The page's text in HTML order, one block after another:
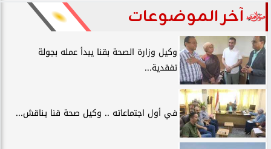
آخر الموضوعات
وكيل وزارة الصحة بقنا يبدأ عمله بجولة
تفقدية...
في أول اجتماعاته .. وكيل صحة قنا يناقش...